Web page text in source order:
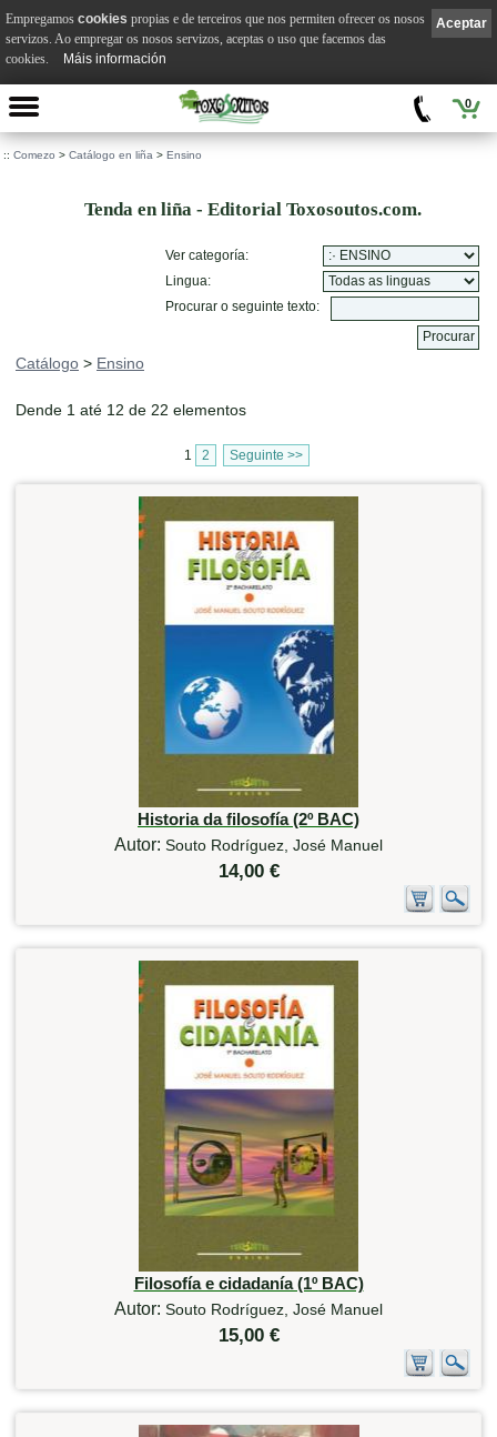
0
:: Comezo > Catálogo en liña > Ensino
Tenda en liña - Editorial Toxosoutos.com.
Ver categoría:
Lingua:
Procurar o seguinte texto:
Catálogo > Ensino
Dende 1 até 12 de 22 elementos
1 2 Seguinte >>
Historia da filosofía (2º BAC)
Autor: Souto Rodríguez, José Manuel
14,00 €
Filosofía e cidadanía (1º BAC)
Autor: Souto Rodríguez, José Manuel
15,00 €
Aceptar
Empregamos cookies propias e de terceiros que nos permiten ofrecer os nosos
servizos. Ao empregar os nosos servizos, aceptas o uso que facemos das
cookies.
Máis información